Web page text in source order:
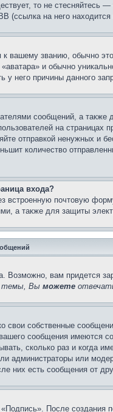
то не стесняйтесь
(ссылка на него
вашему званию, обычно
и обычно
у него причины данного
сообщений, а
на
отправкой ненужных
количество
входа?
встроенную почтовую
а также для защиты
вам придется
темы, Вы можете
собственные
сообщения имеются
сколько раз и когда
или
них есть сообщения от
После